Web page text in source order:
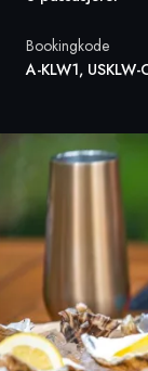
Bookingkode
A-KLW1, USKLW-